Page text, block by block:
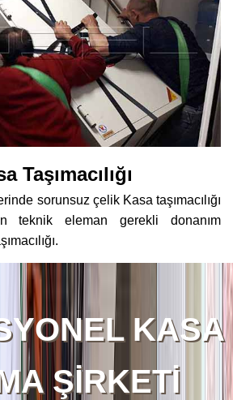
Taşımacılığı
sorunsuz çelik Kasa taşımacılığı
teknik eleman gerekli donanım
KASA
ŞİRKETİ